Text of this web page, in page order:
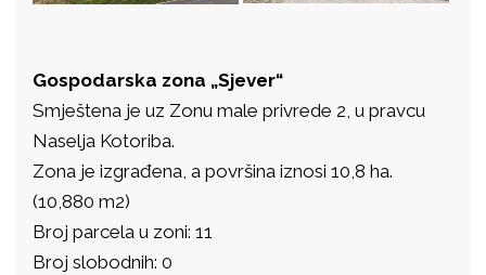
Gospodarska zona „Sjever“
Smještena je uz Zonu male privrede 2, u pravcu
Naselja Kotoriba.
Zona je izgrađena, a površina iznosi 10,8 ha.
(10,880 m2)
Broj parcela u zoni: 11
Broj slobodnih: 0